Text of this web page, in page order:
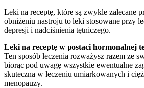
Leki na receptę, które są zwykle zalecane
obniżeniu nastroju to leki stosowane przy
depresji i nadciśnienia tętniczego.
Leki na receptę w postaci hormonalnej
Ten sposób leczenia rozważysz razem ze
biorąc pod uwagę wszystkie ewentualne
skuteczna w leczeniu umiarkowanych i
menopauzy.